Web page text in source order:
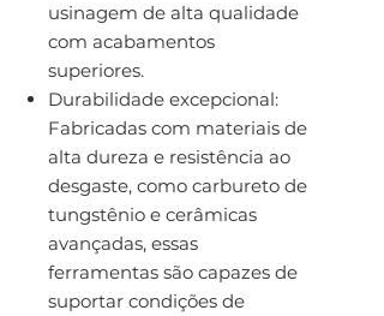
usinagem de alta qualidade
com acabamentos
superiores.
Durabilidade excepcional:
Fabricadas com materiais de
alta dureza e resistência ao
desgaste, como carbureto de
tungstênio e cerâmicas
avançadas, essas
ferramentas são capazes de
suportar condições de